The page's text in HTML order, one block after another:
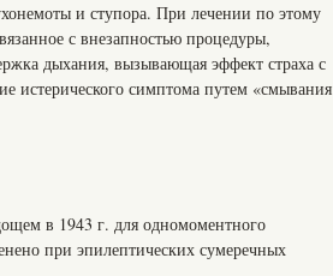
и ступора. При лечении по этому
с внезапностью процедуры,
дыхания, вызывающая эффект страха с
истерического симптома путем «смывания
в 1943 г. для одномоментного
при эпилептических сумеречных